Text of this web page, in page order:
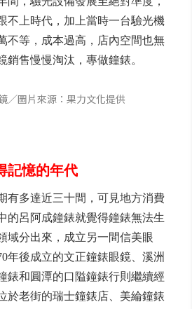
不上時代，加上當時一台驗光機
不等，成本過高，店內空間也無
銷售慢慢淘汰，專做鐘錶。
／圖片來源：果力文化提供
記憶的年代
有多達近三十間，可見地方消費
的呂阿成鐘錶就覺得鐘錶無法生
域分出來，成立另一間信美眼
年後成立的文正鐘錶眼鏡、溪洲
錶和圓潭的口隘鐘錶行則繼續經
於老街的瑞士鐘錶店、美綸鐘錶